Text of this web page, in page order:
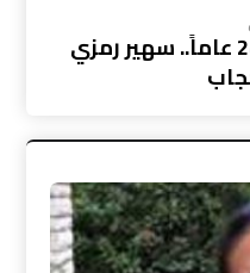
بالصور: لأول مرة منذ 24 عاماً.. سهير رمزي